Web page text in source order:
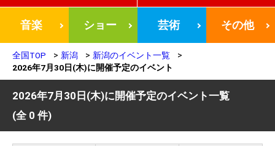
音楽 ショー 芸術 その他
全国TOP 新潟
新潟のイベント一覧
2026年7月30日(木)に開催予定のイベント
2026年7月30日(木)に開催予定のイベント一覧
(全 0 件)